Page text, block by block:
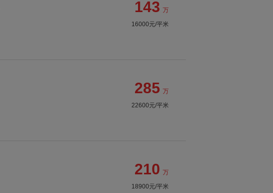
143 万
16000元/平米
285 万
22600元/平米
210 万
18900元/平米